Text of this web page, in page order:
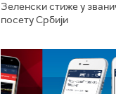
Зеленски стиже у
посету Србији